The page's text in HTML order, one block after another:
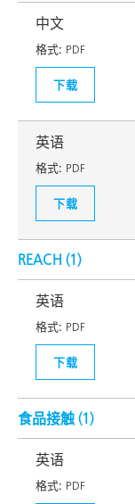
中文
格式: PDF
下载
英语
格式: PDF
下载
REACH (1)
英语
格式: PDF
下载
食品接触 (1)
英语
格式: PDF